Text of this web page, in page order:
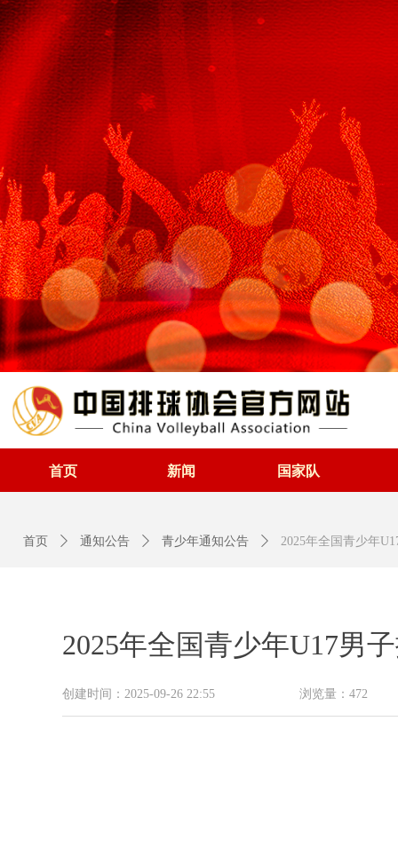
首页 新闻 国家队
2025年全国青少年U17男
创建时间： 2025-09-26 22:55 浏览量： 472
首页 ꄲ 通知公告 ꄲ 青少年通知公告 ꄲ 2025年全国青少年